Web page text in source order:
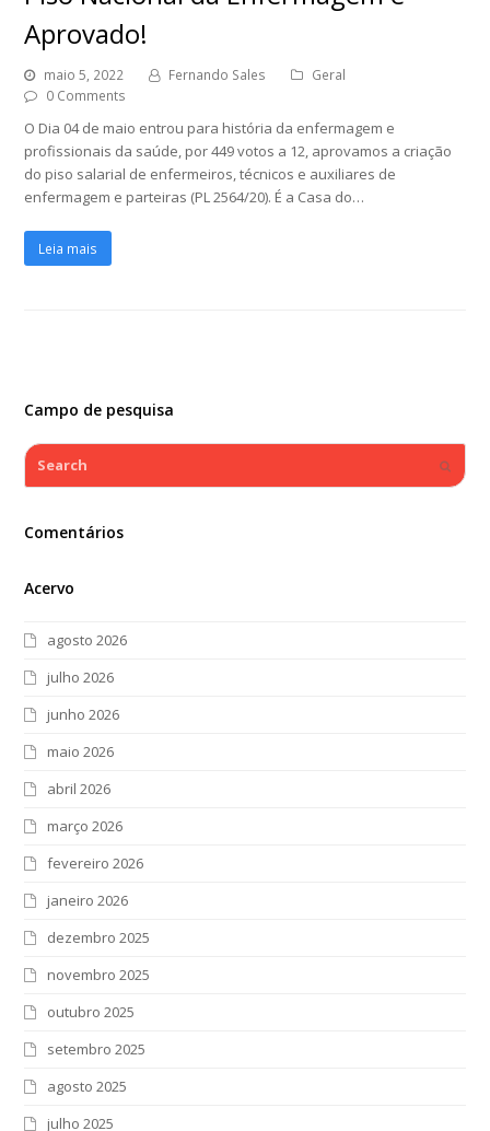
Aprovado!
maio 5, 2022 Fernando Sales
Geral
0 Comments
O Dia 04 de maio entrou para história da enfermagem e
profissionais da saúde, por 449 votos a 12, aprovamos a criação
do piso salarial de enfermeiros, técnicos e auxiliares de
enfermagem e parteiras (PL 2564/20). É a Casa do…
Leia mais
Campo de pesquisa
Search
Comentários
Acervo
agosto 2026
julho 2026
junho 2026
maio 2026
abril 2026
março 2026
fevereiro 2026
janeiro 2026
dezembro 2025
novembro 2025
outubro 2025
setembro 2025
agosto 2025
julho 2025